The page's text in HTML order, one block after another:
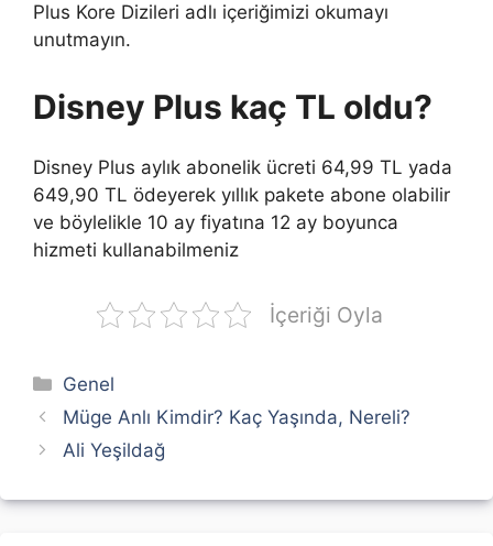
Plus Kore Dizileri adlı içeriğimizi okumayı
unutmayın.
Disney Plus kaç TL oldu?
Disney Plus aylık abonelik ücreti 64,99 TL yada
649,90 TL ödeyerek yıllık pakete abone olabilir
ve böylelikle 10 ay fiyatına 12 ay boyunca
hizmeti kullanabilmeniz
İçeriği Oyla
Kategoriler
Genel
Müge Anlı Kimdir? Kaç Yaşında, Nereli?
Ali Yeşildağ